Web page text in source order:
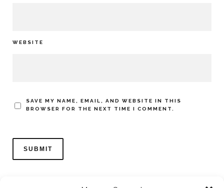
WEBSITE
SAVE MY NAME, EMAIL, AND WEBSITE IN THIS
BROWSER FOR THE NEXT TIME I COMMENT.